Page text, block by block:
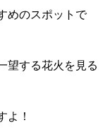
めのスポットで
望する花火を見る
よ！